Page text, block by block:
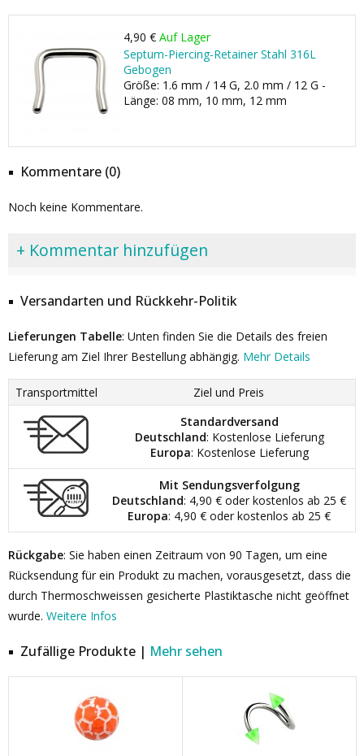
4,90 € Auf Lager
Septum-Piercing-Retainer Stahl 316L
Gebogen
Größe: 1.6 mm / 14 G, 2.0 mm / 12 G -
Länge: 08 mm, 10 mm, 12 mm
Kommentare (0)
Noch keine Kommentare.
+ Kommentar hinzufügen
Versandarten und Rückkehr-Politik
Lieferungen Tabelle: Unten finden Sie die Details des freien
Lieferung am Ziel Ihrer Bestellung abhängig. Mehr Details
Transportmittel
Ziel und Preis
Standardversand
Deutschland: Kostenlose Lieferung
Europa: Kostenlose Lieferung
Mit Sendungsverfolgung
Deutschland: 4,90 € oder kostenlos ab 25 €
Europa: 4,90 € oder kostenlos ab 25 €
Rückgabe: Sie haben einen Zeitraum von 90 Tagen, um eine
Rücksendung für ein Produkt zu machen, vorausgesetzt, dass die
durch Thermoschweissen gesicherte Plastiktasche nicht geöffnet
wurde. Weitere Infos
Zufällige Produkte | Mehr sehen